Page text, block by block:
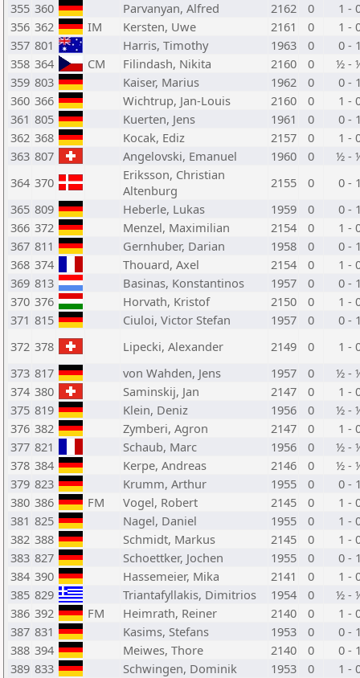
355 360 Parvanyan, Alfred 2162 0
1 -
356 362 IM Kersten, Uwe 2161 0
1 -
357 801 Harris, Timothy 1963 0
0 -
358 364 CM Filindash, Nikita 2160 0
½ -
359 803 Kaiser, Marius 1962 0
0 -
360 366 Wichtrup, Jan-Louis 2160 0
1 -
361 805 Kuerten, Jens 1961 0
0 -
362 368 Kocak, Ediz 2157 0
1 -
363 807 Angelovski, Emanuel 1960 0
½ -
364 370
Eriksson, Christian
Altenburg
2155 0
0 -
365 809 Heberle, Lukas 1959 0
0 -
366 372 Menzel, Maximilian 2154 0
1 -
367 811 Gernhuber, Darian 1958 0
0 -
368 374 Thouard, Axel 2154 0
1 -
369 813 Basinas, Konstantinos 1957 0
0 -
370 376 Horvath, Kristof 2150 0
1 -
371 815 Ciuloi, Victor Stefan 1957 0
0 -
372 378 Lipecki, Alexander 2149 0
1 -
373 817 von Wahden, Jens 1957 0
½ -
374 380 Saminskij, Jan 2147 0
1 -
375 819 Klein, Deniz 1956 0
½ -
376 382 Zymberi, Agron 2147 0
1 -
377 821 Schaub, Marc 1956 0
½ -
378 384 Kerpe, Andreas 2146 0
½ -
379 823 Krumm, Arthur 1955 0
0 -
380 386 FM Vogel, Robert 2145 0
1 -
381 825 Nagel, Daniel 1955 0
1 -
382 388 Schmidt, Markus 2145 0
1 -
383 827 Schoettker, Jochen 1955 0
0 -
384 390 Hassemeier, Mika 2141 0
1 -
385 829 Triantafyllakis, Dimitrios 1954 0
½ -
386 392 FM Heimrath, Reiner 2140 0
1 -
387 831 Kasims, Stefans 1953 0
0 -
388 394 Meiwes, Thore 2140 0
0 -
389 833 Schwingen, Dominik 1953 0
1 -